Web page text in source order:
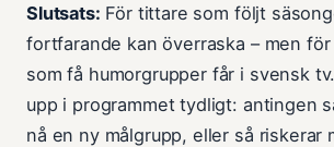
Slutsats: För tittare som följt
fortfarande kan överraska – men
som få humorgrupper får i svensk
upp i programmet tydligt: antingen
nå en ny målgrupp, eller så